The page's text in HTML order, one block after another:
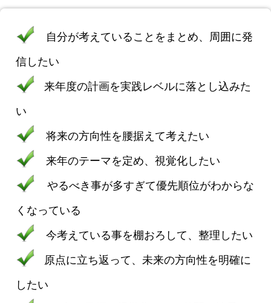
自分が考えていることをまとめ、周囲に発
信したい
来年度の計画を実践レベルに落とし込みた
い
将来の方向性を腰据えて考えたい
来年のテーマを定め、視覚化したい
やるべき事が多すぎて優先順位がわからな
くなっている
今考えている事を棚おろして、整理したい
原点に立ち返って、未来の方向性を明確に
したい